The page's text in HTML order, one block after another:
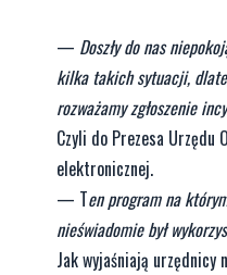
— Doszły do nas
kilka takich sytuacji,
rozważamy zgłoszenie
Czyli do Prezesa Urzędu
elektronicznej.
— Ten program na
nieświadomie był
Jak wyjaśniają